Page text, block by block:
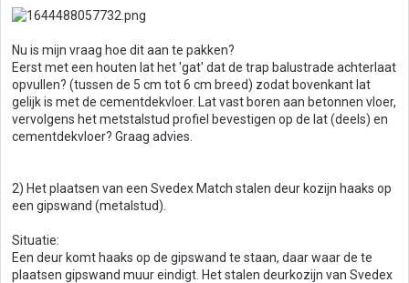
Nu is mijn vraag hoe dit aan te pakken?
Eerst met een houten lat het 'gat' dat de trap balustrade achterlaat
opvullen? (tussen de 5 cm tot 6 cm breed) zodat bovenkant lat
gelijk is met de cementdekvloer. Lat vast boren aan betonnen vloer,
vervolgens het metstalstud profiel bevestigen op de lat (deels) en
cementdekvloer? Graag advies.
2) Het plaatsen van een Svedex Match stalen deur kozijn haaks op
een gipswand (metalstud).
Situatie:
Een deur komt haaks op de gipswand te staan, daar waar de te
plaatsen gipswand muur eindigt. Het stalen deurkozijn van Svedex